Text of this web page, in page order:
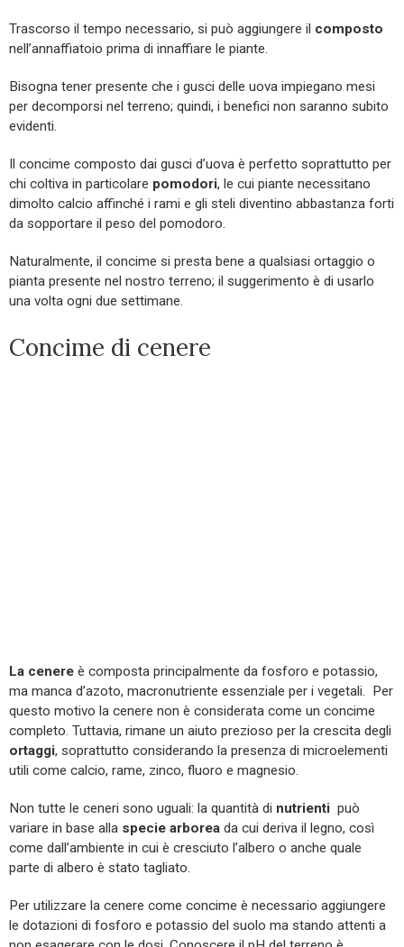
Trascorso il tempo necessario, si può aggiungere il composto
nell’annaffiatoio prima di innaffiare le piante.
Bisogna tener presente che i gusci delle uova impiegano mesi
per decomporsi nel terreno; quindi, i benefici non saranno subito
evidenti.
Il concime composto dai gusci d’uova è perfetto soprattutto per
chi coltiva in particolare pomodori, le cui piante necessitano
dimolto calcio affinché i rami e gli steli diventino abbastanza forti
da sopportare il peso del pomodoro.
Naturalmente, il concime si presta bene a qualsiasi ortaggio o
pianta presente nel nostro terreno; il suggerimento è di usarlo
una volta ogni due settimane.
Concime di cenere
La cenere è composta principalmente da fosforo e potassio,
ma manca d’azoto, macronutriente essenziale per i vegetali. Per
questo motivo la cenere non è considerata come un concime
completo. Tuttavia, rimane un aiuto prezioso per la crescita degli
ortaggi, soprattutto considerando la presenza di microelementi
utili come calcio, rame, zinco, fluoro e magnesio.
Non tutte le ceneri sono uguali: la quantità di nutrienti può
variare in base alla specie arborea da cui deriva il legno, così
come dall’ambiente in cui è cresciuto l’albero o anche quale
parte di albero è stato tagliato.
Per utilizzare la cenere come concime è necessario aggiungere
le dotazioni di fosforo e potassio del suolo ma stando attenti a